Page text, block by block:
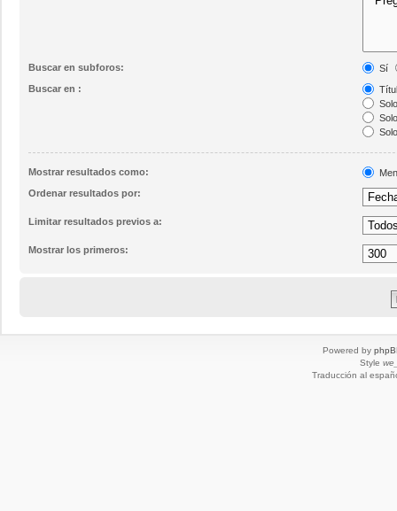
Buscar en subforos:
Sí
Buscar en :
Mostrar resultados como:
Ordenar resultados por:
Limitar resultados previos a:
Mostrar los primeros:
Powered by
Style
Traducción al